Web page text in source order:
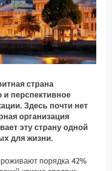
страна
и перспективное
Здесь почти нет
организация
эту страну одной
для жизни.
порядка 42%